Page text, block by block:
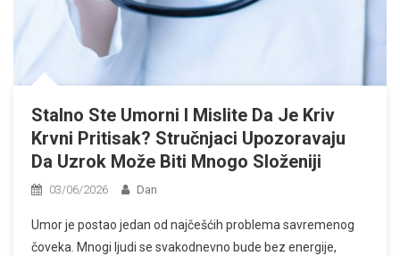
Stalno Ste Umorni I Mislite Da Je Kriv
Krvni Pritisak? Stručnjaci Upozoravaju
Da Uzrok Može Biti Mnogo Složeniji
03/06/2026 Dan
Umor je postao jedan od najčešćih problema savremenog
čoveka. Mnogi ljudi se svakodnevno bude bez energije,